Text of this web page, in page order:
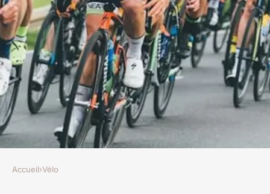
Accueil›Vélo